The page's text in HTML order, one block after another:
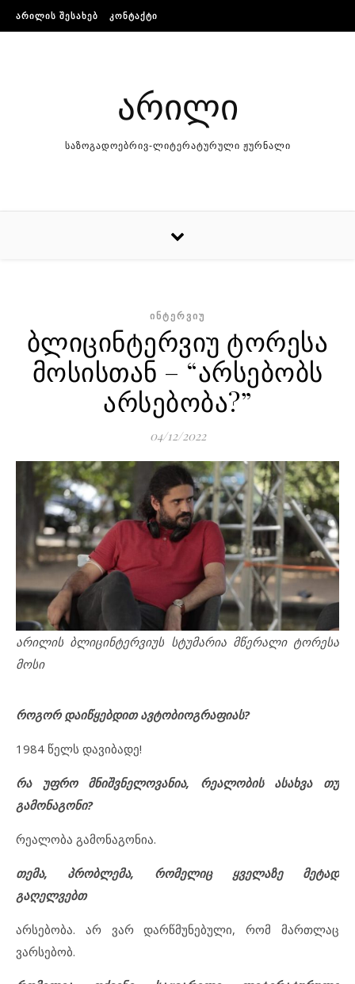
Skip to content
ᲐᲠᲘᲚᲘᲡ ᲨᲔᲡᲐᲮᲔᲑ ᲙᲝᲜᲢᲐᲥᲢᲘ
არილი
საზოგადოებრივ-ლიტერატურული ჟურნალი
ᲘᲜᲢᲔᲠᲕᲘᲣ
ბლიცინტერვიუ ტორესა
მოსისთან – “არსებობს
არსებობა?”
04/12/2022
არილის ბლიცინტერვიუს სტუმარია მწერალი ტორესა
მოსი
როგორ დაიწყებდით ავტობიოგრაფიას?
1984 წელს დავიბადე!
რა უფრო მნიშვნელოვანია, რეალობის ასახვა თუ
გამონაგონი?
რეალობა გამონაგონია.
თემა, პრობლემა, რომელიც ყველაზე მეტად
გაღელვებთ
არსებობა. არ ვარ დარწმუნებული, რომ მართლაც
ვარსებობ.